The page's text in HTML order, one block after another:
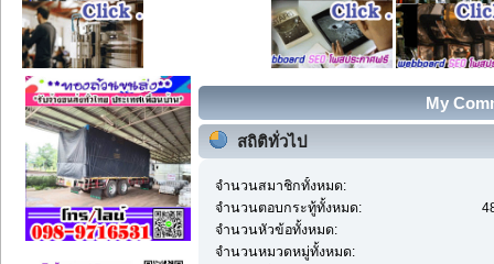
My
สถิติทั่วไป
จำนวนสมาชิกทั้งหมด:
จำนวนตอบกระทู้ทั้งหมด:
จำนวนหัวข้อทั้งหมด:
จำนวนหมวดหมู่ทั้งหมด: